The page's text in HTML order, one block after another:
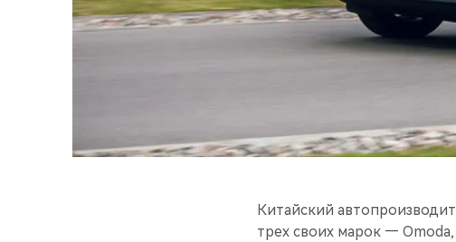
Китайский
трех своих марок —